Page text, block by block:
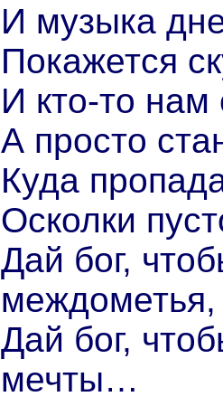
И музыка
Покажется
И кто-то нам
А просто
Куда
Осколки
Дай бог,
междометья,
Дай бог,
мечты…